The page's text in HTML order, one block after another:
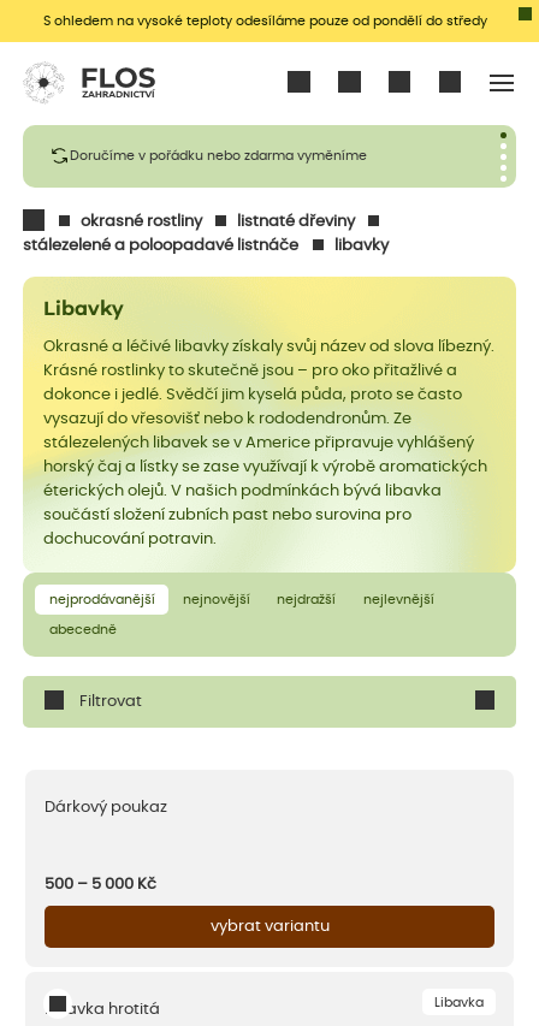
S ohledem na vysoké teploty odesíláme pouze od pondělí do středy
Doručíme v pořádku nebo zdarma vyměníme
okrasné rostliny
listnaté dřeviny
stálezelené a poloopadavé listnáče
libavky
Libavky
Okrasné a léčivé libavky získaly svůj název od slova líbezný.
Krásné rostlinky to skutečně jsou – pro oko přitažlivé a
dokonce i jedlé. Svědčí jim kyselá půda, proto se často
vysazují do vřesovišť nebo k rododendronům. Ze
stálezelených libavek se v Americe připravuje vyhlášený
horský čaj a lístky se zase využívají k výrobě aromatických
éterických olejů. V našich podmínkách bývá libavka
součástí složení zubních past nebo surovina pro
dochucování potravin.
nejprodávanější nejnovější nejdražší nejlevnější
abecedně
Filtrovat
Dárkový poukaz
500 – 5 000 Kč
vybrat variantu
Libavka
Libavka hrotitá